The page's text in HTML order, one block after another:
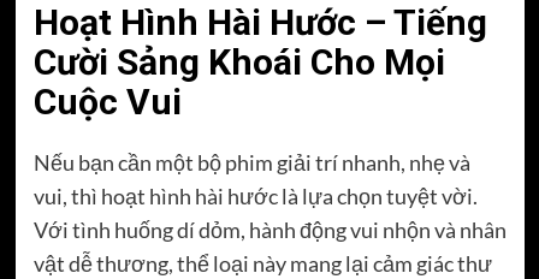
Hoạt Hình Hài Hước – Tiếng
Cười Sảng Khoái Cho Mọi
Cuộc Vui
Nếu bạn cần một bộ phim giải trí nhanh, nhẹ và
vui, thì hoạt hình hài hước là lựa chọn tuyệt vời.
Với tình huống dí dỏm, hành động vui nhộn và nhân
vật dễ thương, thể loại này mang lại cảm giác thư